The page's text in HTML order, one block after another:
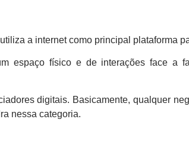
a internet como principal plataforma
espaço físico e de interações face a
digitais. Basicamente, qualquer
nessa categoria.